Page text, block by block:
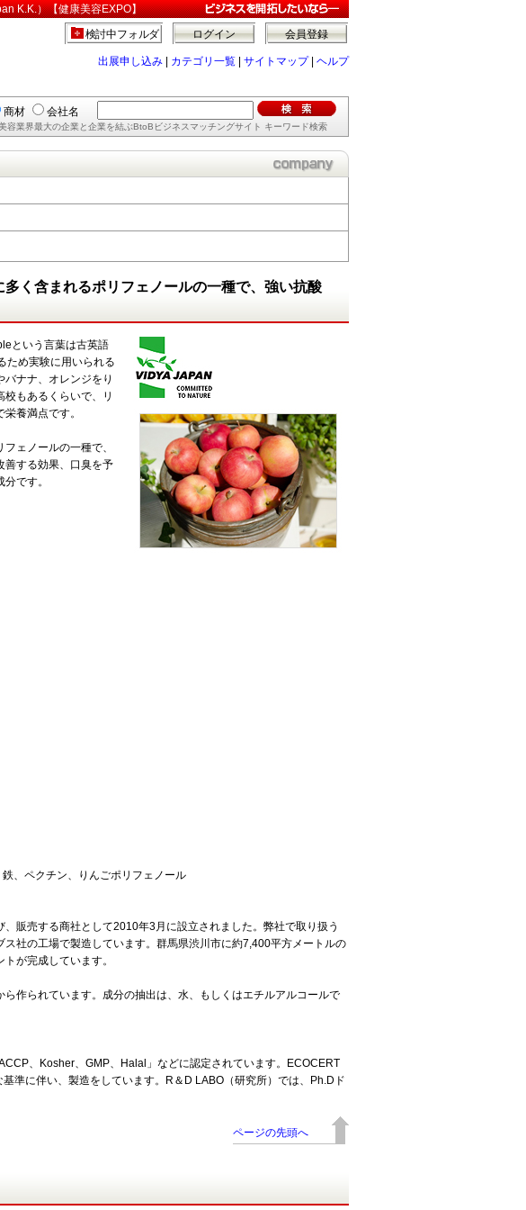
K.K.）【健康美容EXPO】
会員登録
ログイン
検討中フォルダ
出展申し込み カテゴリ一覧 サイトマップ| ヘルプ
商材 会社名
容業界最大の企業と企業を結ぶBtoBビジネスマッチングサイト キーワード検索
く含まれるポリフェノールの一種で、強い抗酸
という言葉は古英語
ため実験に用いられる
ナナ、オレンジをり
もあるくらいで、リ
養満点です。
ェノールの一種で、
善する効果、口臭を予
です。
、ペクチン、りんごポリフェノール
販売する商社として2010年3月に設立されました。弊社で取り扱う
社の工場で製造しています。群馬県渋川市に約7,400平方メートルの
が完成しています。
作られています。成分の抽出は、水、もしくはエチルアルコールで
、Kosher、GMP、Halal」などに認定されています。ECOCERT
準に伴い、製造をしています。R＆D LABO（研究所）では、Ph.Dド
ページの先頭へ